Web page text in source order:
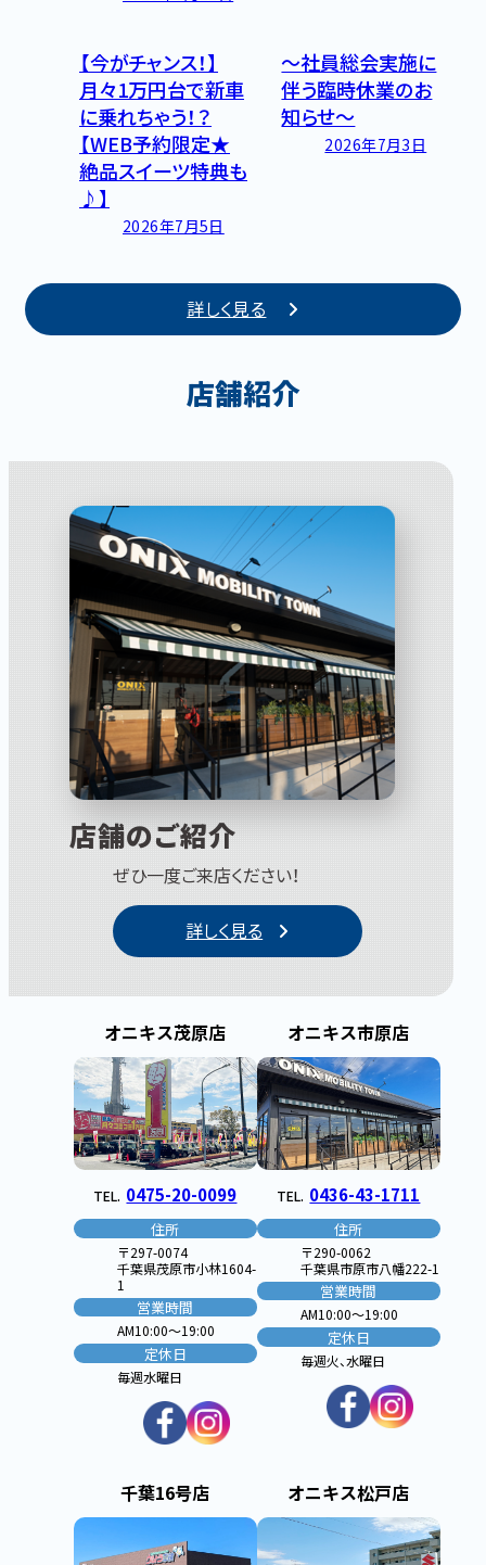
【今がチャンス！】
月々1万円台で新車
に乗れちゃう！？
【WEB予約限定★
絶品スイーツ特典も
♪】
2026年7月5日
～社員総会実施に
伴う臨時休業のお
知らせ～
2026年7月3日
詳しく見る
店舗紹介
店舗のご紹介
ぜひ一度ご来店ください！
詳しく見る
オニキス茂原店
TEL. 0475-20-0099
住所
〒297-0074
千葉県茂原市小林1604-
1
営業時間
AM10:00〜19:00
定休日
毎週水曜日
オニキス市原店
TEL. 0436-43-1711
住所
〒290-0062
千葉県市原市八幡222-1
営業時間
AM10:00〜19:00
定休日
毎週火、水曜日
千葉16号店 オニキス松戸店